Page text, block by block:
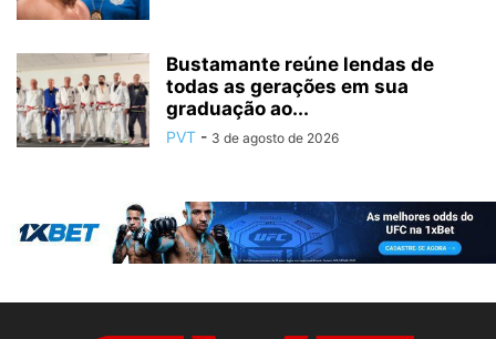
Bustamante reúne lendas de
todas as gerações em sua
graduação ao...
PVT - 3 de agosto de 2026